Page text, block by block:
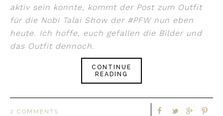
aktiv sein konnte, kommt der Post zum Outfit
für die Nobi Talai Show der #PFW nun eben
heute. Ich hoffe, euch gefallen die Bilder und
das Outfit dennoch.
CONTINUE
READING
2 COMMENTS